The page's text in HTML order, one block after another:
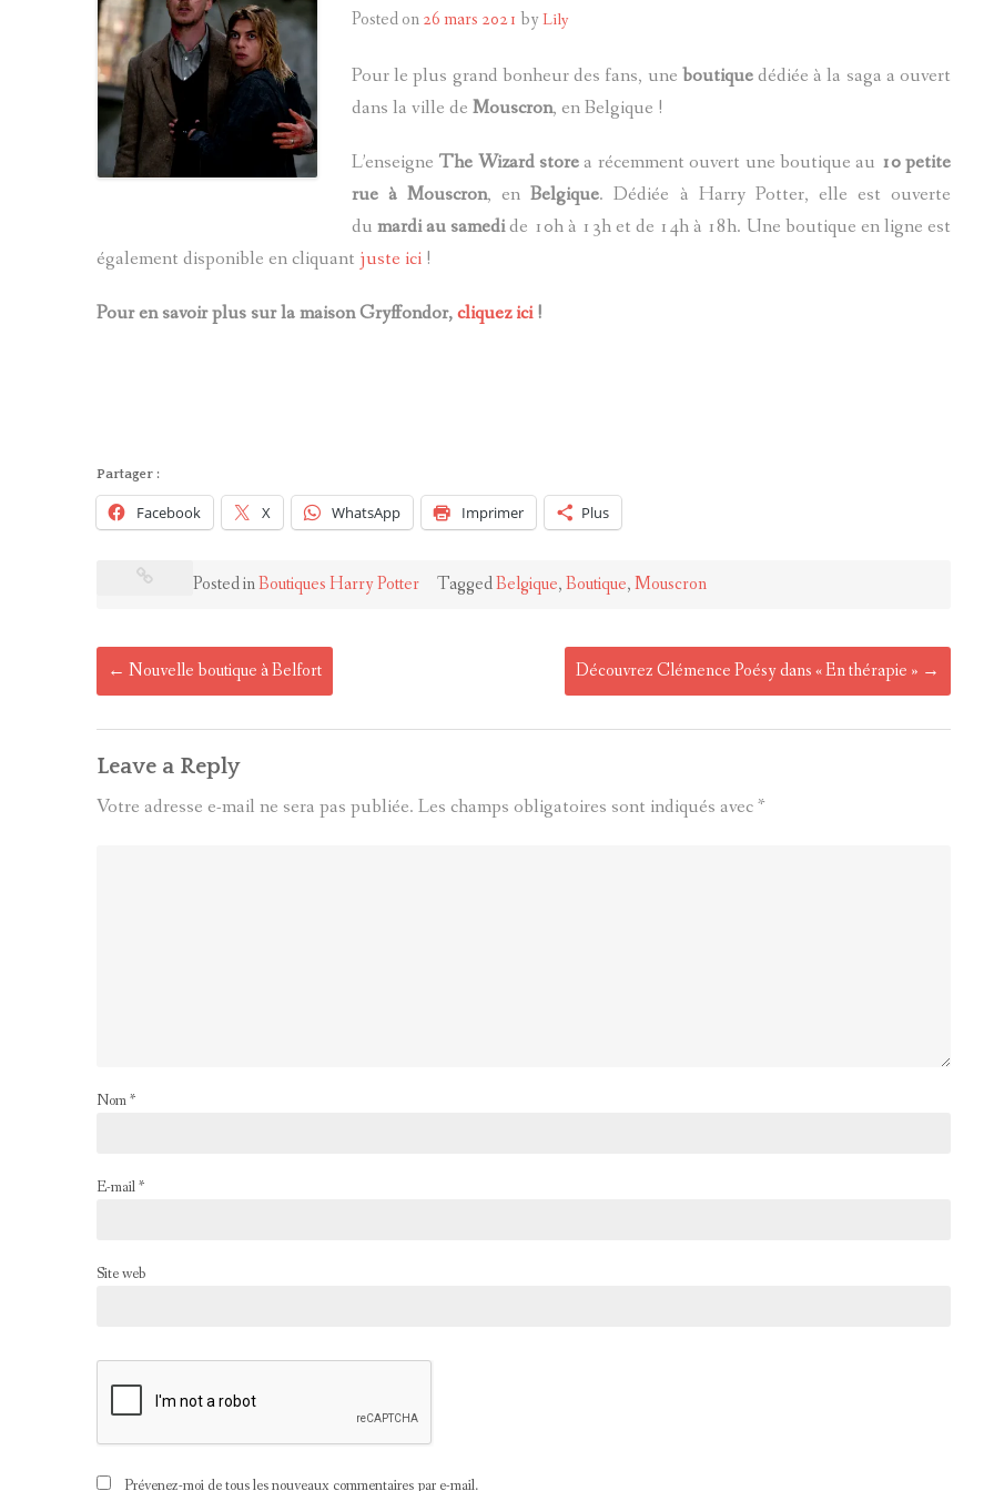
Posted on26 mars 2021 by Lily
Pour le plus grand bonheur des fans, une boutiquedédiée à la saga a ouvert
dans la ville de Mouscron, en Belgique !
L’enseigne The Wizard storea récemment ouvert une boutique au 10 petite
rue à Mouscron, enBelgique. Dédiée à Harry Potter, elle est ouverte
dumardi au samedide 10h à 13h et de 14h à 18h. Une boutique en ligne est
également disponible en cliquant juste ici !
Pour en savoir plus sur la maison Gryffondor,cliquez ici!
Partager :
Facebook X WhatsApp Imprimer Plus
Posted inBoutiques Harry Potter TaggedBelgique,Boutique,Mouscron
Post
navigation
← Nouvelle boutique à Belfort Découvrez Clémence Poésy dans « En thérapie » →
Leave a Reply
Votre adresse e-mail ne sera pas publiée. Les champs obligatoires sont indiqués avec*
Nom*
E-mail*
Site web
Prévenez-moi de tous les nouveaux commentaires par e-mail.